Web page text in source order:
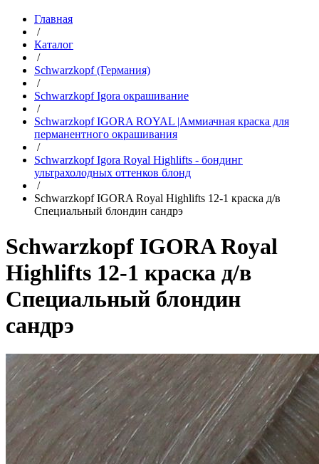
Главная
/
Каталог
/
Schwarzkopf (Германия)
/
Schwarzkopf Igora окрашивание
/
Schwarzkopf IGORA ROYAL |Аммиачная краска для
перманентного окрашивания
/
Schwarzkopf Igora Royal Highlifts - бондинг
ультрахолодных оттенков блонд
/
Schwarzkopf IGORA Royal Highlifts 12-1 краска д/в
Специальный блондин сандрэ
Schwarzkopf IGORA Royal
Highlifts 12-1 краска д/в
Специальный блондин
сандрэ